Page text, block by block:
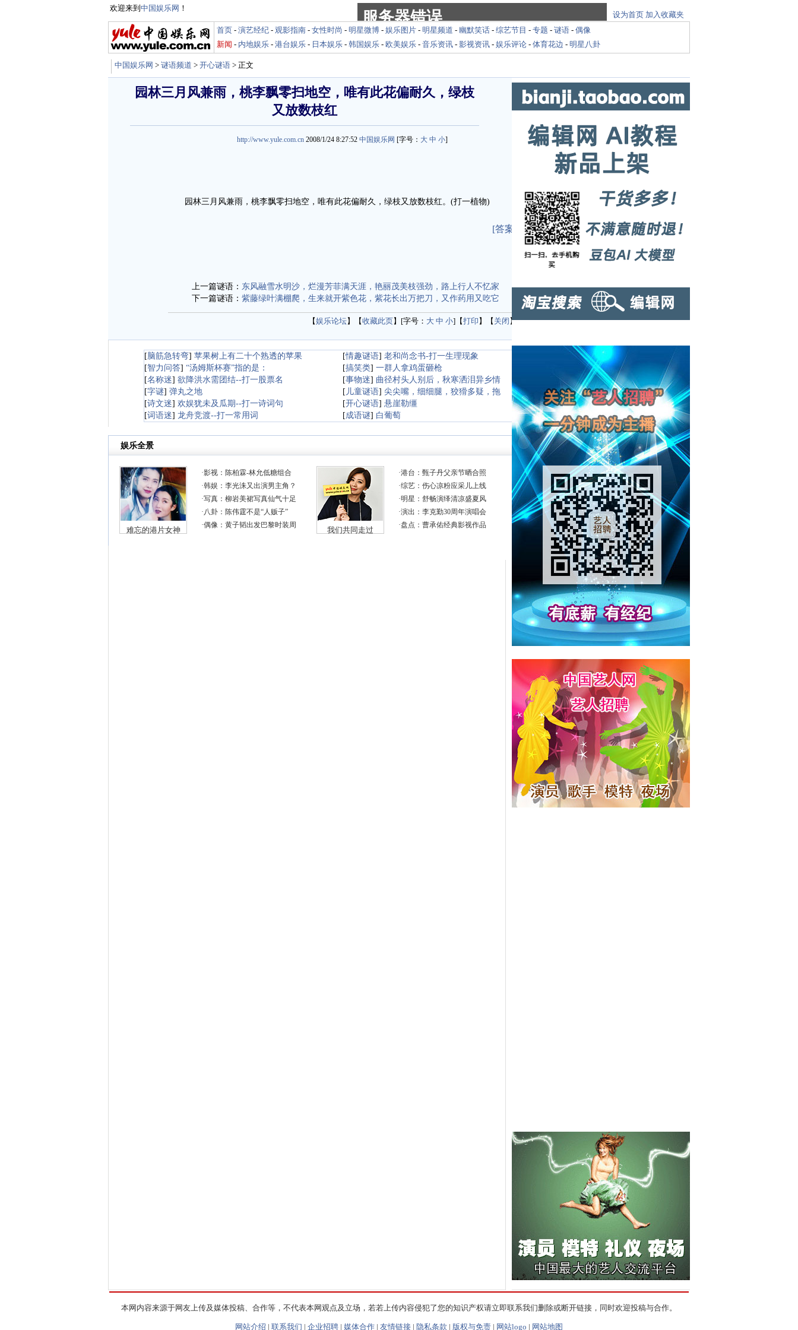
欢迎来到 中国娱乐网 ！
设为首页 加入收藏夹
首页 - 演艺经纪 - 观影指南 - 女性时尚 - 明星微博 - 娱乐图片 - 明星频道 - 幽默笑话 - 综艺节目 - 专题 - 谜语 - 偶像
新闻 - 内地娱乐 - 港台娱乐 - 日本娱乐 - 韩国娱乐 - 欧美娱乐 - 音乐资讯 - 影视资讯 - 娱乐评论 - 体育花边 - 明星八卦
中国娱乐网 > 谜语频道 > 开心谜语 > 正文
园林三月风兼雨，桃李飘零扫地空，唯有此花偏耐久，绿枝
又放数枝红
http://www.yule.com.cn 2008/1/24 8:27:52 中国娱乐网 [字号： 大 中 小]
园林三月风兼雨，桃李飘零扫地空，唯有此花偏耐久，绿枝又放数枝红。(打一植物)
[答案]
上一篇谜语： 东风融雪水明沙，烂漫芳菲满天涯，艳丽茂美枝强劲，路上行人不忆家
下一篇谜语： 紫藤绿叶满棚爬，生来就开紫色花，紫花长出万把刀，又作药用又吃它
【娱乐论坛】【收藏此页】[字号： 大 中 小]【打印 】【 关闭 】
[脑筋急转弯] 苹果树上有二十个熟透的苹果 [情趣谜语] 老和尚念书-打一生理现象
[智力问答] “汤姆斯杯赛”指的是： [搞笑类] 一群人拿鸡蛋砸枪
[名称迷] 欲降洪水需团结--打一股票名 [事物迷] 曲径村头人别后，秋寒洒泪异乡情
[字谜] 弹丸之地 [ 儿童谜语] 尖尖嘴，细细腿，狡猾多疑，拖
[诗文迷] 欢娱犹未及瓜期--打一诗词句 [开心谜语] 悬崖勒缰
[词语迷] 龙舟竞渡--打一常用词 [成语谜] 白葡萄
本网内容来源于网友上传及媒体投稿、合作等，不代表本网观点及立场，若若上传内容侵犯了您的知识产权请立即联系我们删除或断开链接，同时欢迎投稿与合作。
网站介绍 | 联系我们 | 企业招聘 | 媒体合作 | 友情链接 | 隐私条款 | 版权与免责 | 网站logo | 网站地图